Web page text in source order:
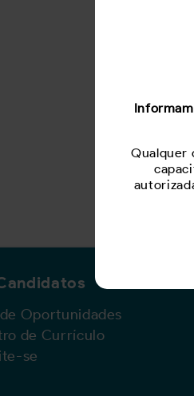
Para ver
Oportunidades
de Currículo
se
Qualquer